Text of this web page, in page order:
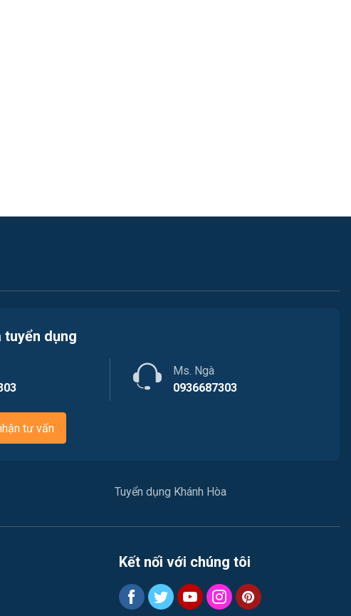
tuyển dụng
Ms. Ngà
0936687303
tư vấn
Tuyển dụng Khánh Hòa
Kết nối với chúng tôi